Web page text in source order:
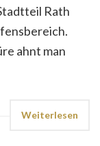
Rath
ahnt man
Weiterlesen